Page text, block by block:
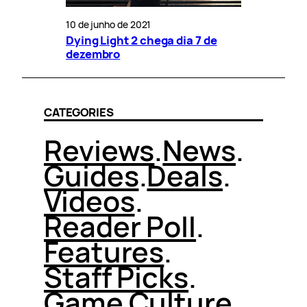
10 de junho de 2021
Dying Light 2 chega dia 7 de
dezembro
CATEGORIES
Reviews.News.
Guides.Deals.
Videos.
Reader Poll.
Features.
Staff Picks.